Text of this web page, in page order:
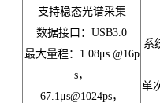
支持稳态光谱采集
数据接口：USB3.0
最大量程：1.08μs @16p
s，
67.1μs@1024ps，
系
单